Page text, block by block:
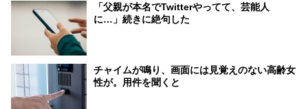
「父親が本名でTwitterやってて、芸能人
に…」続きに絶句した
チャイムが鳴り、画面には見覚えのない高齢女
性が。用件を聞くと